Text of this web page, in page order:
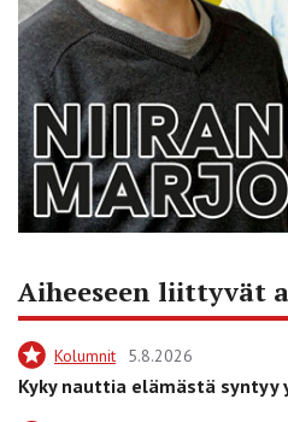
Aiheeseen liittyvät
Kolumnit 5.8.2026
Kyky nauttia elämästä